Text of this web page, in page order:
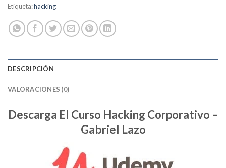
Etiqueta:hacking
DESCRIPCIÓN
VALORACIONES (0)
Descarga El Curso Hacking Corporativo –
Gabriel Lazo